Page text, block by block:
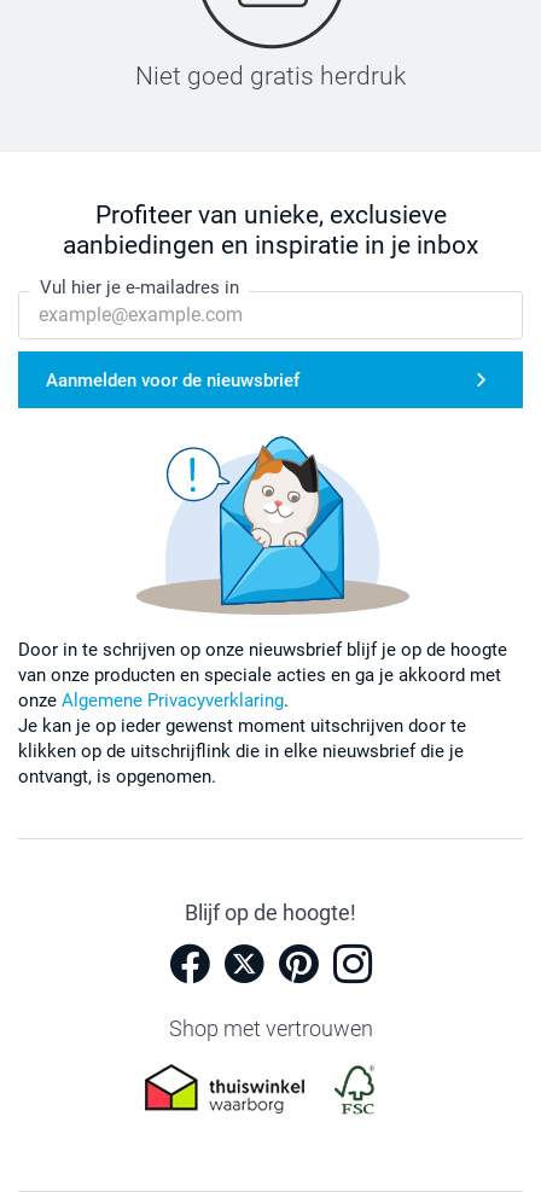
Niet goed gratis herdruk
Profiteer van unieke, exclusieve
aanbiedingen en inspiratie in je inbox
Vul hier je e-mailadres in
Aanmelden voor de nieuwsbrief
Door in te schrijven op onze nieuwsbrief blijf je op de hoogte
van onze producten en speciale acties en ga je akkoord met
onze Algemene Privacyverklaring.
Je kan je op ieder gewenst moment uitschrijven door te
klikken op de uitschrijflink die in elke nieuwsbrief die je
ontvangt, is opgenomen.
Blijf op de hoogte!
Shop met vertrouwen